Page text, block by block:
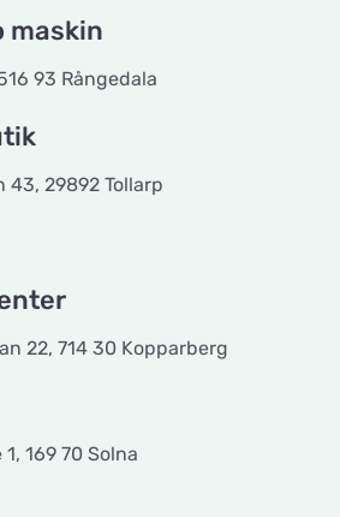
1
Titta på kartan
D
maskin
93 Rångedala
29892 Tollarp
22, 714 30 Kopparberg
169 70 Solna